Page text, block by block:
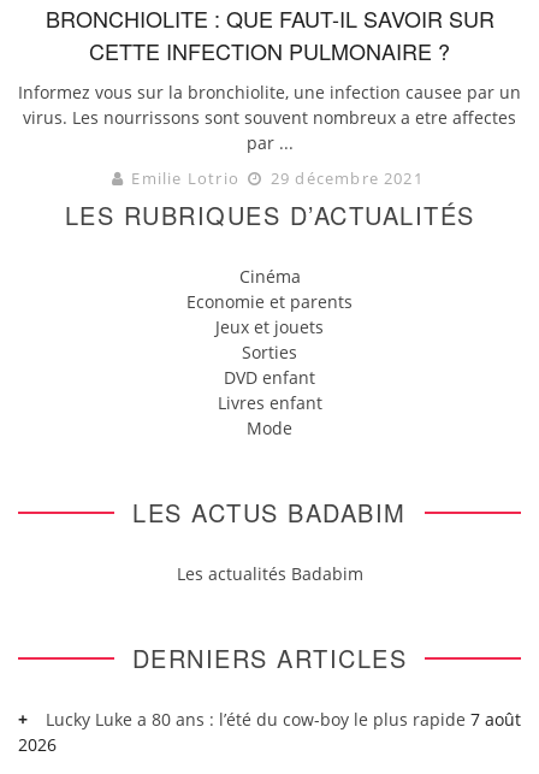
BRONCHIOLITE : QUE FAUT-IL SAVOIR SUR
CETTE INFECTION PULMONAIRE ?
Informez vous sur la bronchiolite, une infection causee par un
virus. Les nourrissons sont souvent nombreux a etre affectes
par ...
Emilie Lotrio 29 décembre 2021
LES RUBRIQUES D’ACTUALITÉS
Cinéma
Economie et parents
Jeux et jouets
Sorties
DVD enfant
Livres enfant
Mode
LES ACTUS BADABIM
Les actualités Badabim
DERNIERS ARTICLES
Lucky Luke a 80 ans : l’été du cow-boy le plus rapide 7 août
2026